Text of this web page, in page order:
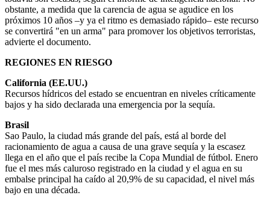
obstante, a medida que la carencia de agua se agudice en los
próximos 10 años –y ya el ritmo es demasiado rápido– este recurso
se convertirá "en un arma" para promover los objetivos terroristas,
advierte el documento.
REGIONES EN RIESGO
California (EE.UU.)
Recursos hídricos del estado se encuentran en niveles críticamente
bajos y ha sido declarada una emergencia por la sequía.
Brasil
Sao Paulo, la ciudad más grande del país, está al borde del
racionamiento de agua a causa de una grave sequía y la escasez
llega en el año que el país recibe la Copa Mundial de fútbol. Enero
fue el mes más caluroso registrado en la ciudad y el agua en su
embalse principal ha caído al 20,9% de su capacidad, el nivel más
bajo en una década.